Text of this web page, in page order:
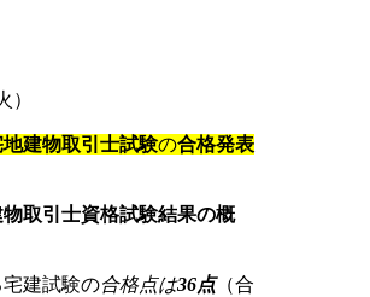
）
地建物取引士試験の合格発表
取引士資格試験結果の概
建試験の合格点は36点（合